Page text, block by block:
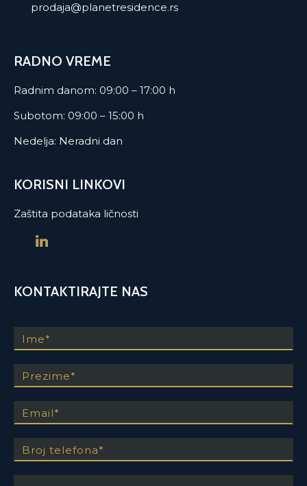
prodaja@planetresidence.rs
RADNO VREME
Radnim danom: 09:00 – 17:00 h
Subotom: 09:00 – 15:00 h
Nedelja: Neradni dan
KORISNI LINKOVI
Zaštita podataka ličnosti
KONTAKTIRAJTE NAS